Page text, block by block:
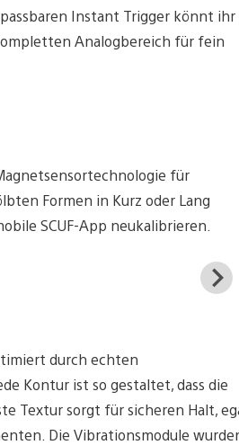
Instant Trigger könnt ihr
Analogbereich für fein
für
Formen in Kurz oder Lang
SCUF-App neukalibrieren.
durch echten
Kontur ist so gestaltet, dass die
Textur sorgt für sicheren Halt,
Die Vibrationsmodule